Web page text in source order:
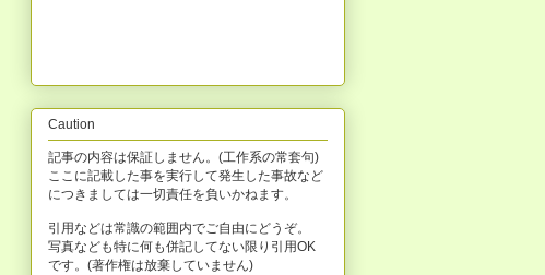
Caution
記事の内容は保証しません。(工作系の常套句)
ここに記載した事を実行して発生した事故など
につきましては一切責任を負いかねます。
引用などは常識の範囲内でご自由にどうぞ。
写真なども特に何も併記してない限り引用OK
です。(著作権は放棄していません)